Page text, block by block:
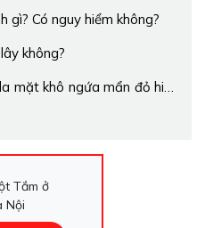
gì? Có nguy hiểm không?
không?
mặt khô ngứa mẩn đỏ hiệu
Tắm ở
Nội